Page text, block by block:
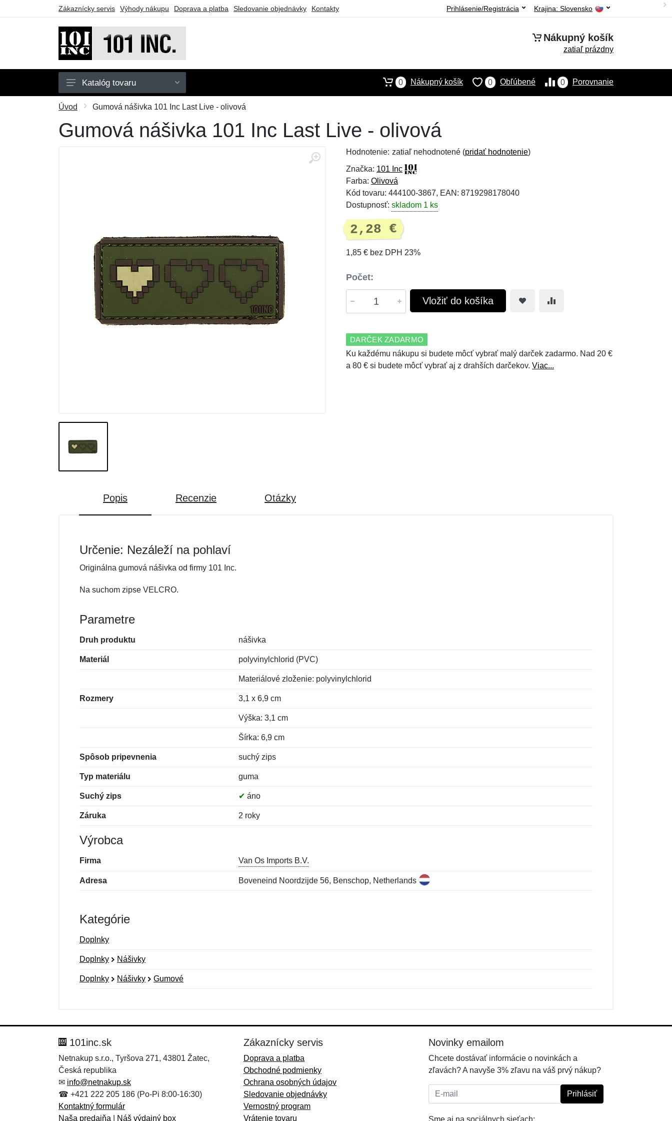
Zákaznícky servis Výhody nákupu Doprava a platba Sledovanie objednávky Kontakty Krajina: Slovensko
Prihlásenie/Registrácia
Nákupný košík
zatiaľ prázdny
Pánske
Detské
Katalóg tovaru 0 Porovnanie
0 Obľúbené
0 Nákupný košík
Úvod Gumová nášivka 101 Inc Last Live - olivová
Gumová nášivka 101 Inc Last Live - olivová
Hodnotenie: zatiaľ nehodnotené (pridať hodnotenie)
Značka: 101 Inc
Farba: Olivová
Kód tovaru: 444100-3867, EAN: 8719298178040
Dostupnosť: skladom 1 ks
2,28 €
1,85 € bez DPH 23%
Počet:
Vložiť do košíka
DARČEK ZADARMO
Ku každému nákupu si budete môcť vybrať malý darček zadarmo. Nad 20 €
a 80 € si budete môcť vybrať aj z drahších darčekov. Viac...
Popis Recenzie Otázky
Určenie: Nezáleží na pohlaví
Originálna gumová nášivka od firmy 101 Inc.
Na suchom zipse VELCRO.
Parametre
Druh produktu nášivka
Materiál polyvinylchlorid (PVC)
Materiálové zloženie: polyvinylchlorid
Rozmery 3,1 x 6,9 cm
Výška: 3,1 cm
Šírka: 6,9 cm
Spôsob pripevnenia suchý zips
Typ materiálu guma
Suchý zips ✔ áno
Záruka 2 roky
Výrobca
Firma Van Os Imports B.V.
Adresa Boveneind Noordzijde 56, Benschop, Netherlands
Kategórie
Doplnky
Doplnky Nášivky
Doplnky Nášivky Gumové
Správa*
Správa*
101inc.sk
Netnakup s.r.o., Tyršova 271, 43801 Žatec,
Česká republika
✉ info@netnakup.sk
☎ +421 222 205 186 (Po-Pi 8:00-16:30)
Kontaktný formulár
Naša predajňa
Náš výdajný box
Zákaznícky servis
Doprava a platba
Obchodné podmienky
Ochrana osobných údajov
Sledovanie objednávky
Vernostný program
Vrátenie tovaru
Novinky emailom
Chcete dostávať informácie o novinkách a
zľavách? A navyše 3% zľavu na váš prvý nákup?
E-mail: Prihlásiť
Sme aj na sociálnych sieťach: